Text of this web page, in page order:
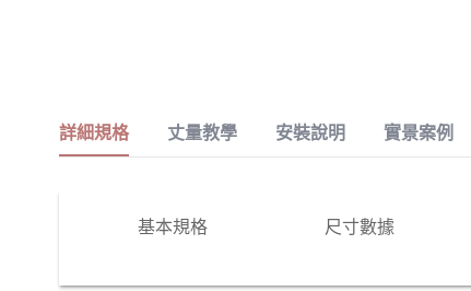
詳細規格 丈量教學 安裝說明 實景案例
基本規格 尺寸數據